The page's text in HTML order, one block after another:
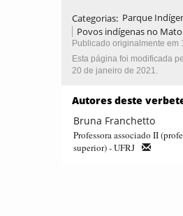
Categorias: Parque
Povos indígenas no
Publicado originalmente em
Esta página foi modificada
20 de janeiro de 2021.
Autores deste
Bruna Franchetto
Professora associado II
superior) - UFRJ